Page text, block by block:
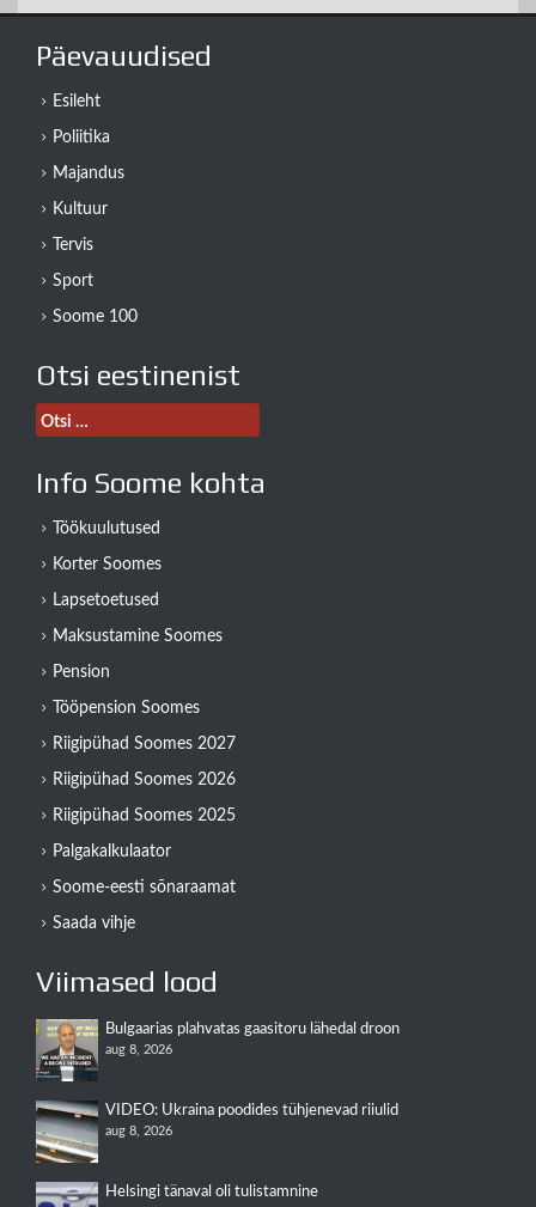
Päevauudised
Esileht
Poliitika
Majandus
Kultuur
Tervis
Sport
Soome 100
Otsi eestinenist
Otsi:
Info Soome kohta
Töökuulutused
Korter Soomes
Lapsetoetused
Maksustamine Soomes
Pension
Tööpension Soomes
Riigipühad Soomes 2027
Riigipühad Soomes 2026
Riigipühad Soomes 2025
Palgakalkulaator
Soome-eesti sõnaraamat
Saada vihje
Viimased lood
Bulgaarias plahvatas gaasitoru lähedal droon
aug 8, 2026
VIDEO: Ukraina poodides tühjenevad riiulid
aug 8, 2026
Helsingi tänaval oli tulistamnine